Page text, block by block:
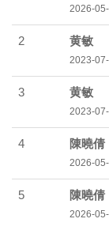
2026-
2 黄敏
2023-
3 黄敏
2023-
4 陳曉倩
2026-
5 陳曉倩
2026-